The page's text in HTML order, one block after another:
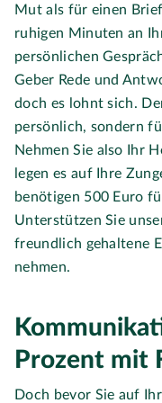
Mut als für einen
ruhigen Minuten an
persönlichen
Geber Rede und
doch es lohnt sich.
persönlich, sondern
Nehmen Sie also Ihr
legen es auf Ihre
benötigen 500 Euro
Unterstützen Sie
freundlich gehaltene
nehmen.
Prozent mit
Doch bevor Sie auf